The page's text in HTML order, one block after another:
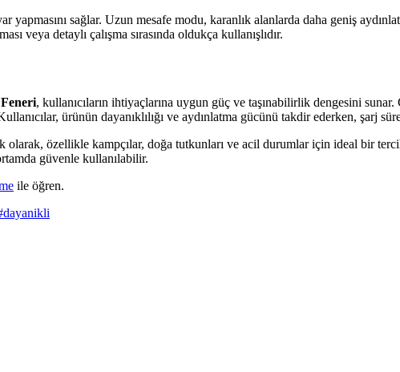
yapmasını sağlar. Uzun mesafe modu, karanlık alanlarda daha geniş
veya detaylı çalışma sırasında oldukça kullanışlıdır.
, kullanıcıların ihtiyaçlarına uygun güç ve taşınabilirlik dengesini
ürünün dayanıklılığı ve aydınlatma gücünü takdir ederken, şarj
olarak, özellikle kampçılar, doğa tutkunları ve acil durumlar için ideal bir
güvenle kullanılabilir.
ile öğren.
dayanikli